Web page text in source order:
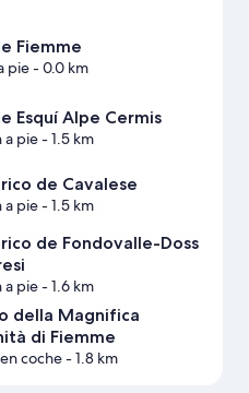
Fiemme
pie- 0.0 km
Esquí Alpe Cermis
a pie- 1.5 km
de Cavalese
a pie- 1.5 km
de Fondovalle-Doss
a pie- 1.6 km
della Magnifica
di Fiemme
coche- 1.8 km